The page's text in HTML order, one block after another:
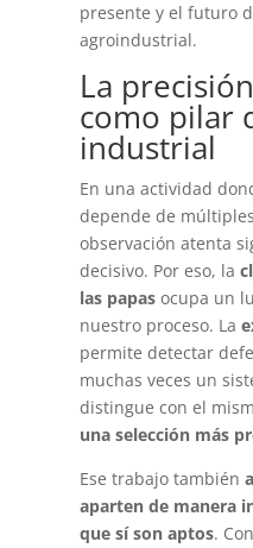
presente y el futuro
agroindustrial.
La
como pilar
industrial
En una actividad
depende de
observación atenta
decisivo. Por eso, la
las papas ocupa un
nuestro proceso. La
permite detectar
muchas veces un
distingue con el
una selección más
Ese trabajo también
aparten de manera
que sí son aptos.